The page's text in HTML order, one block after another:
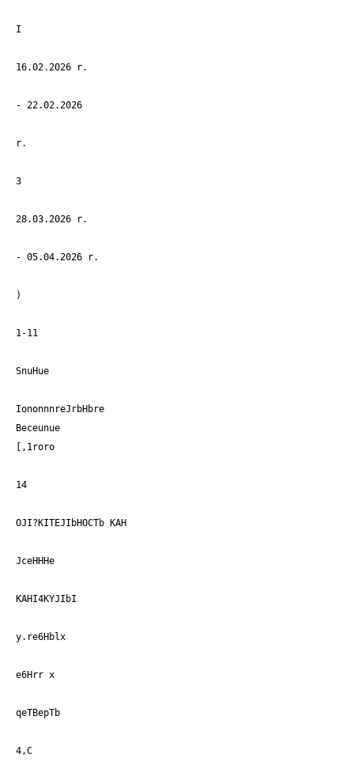
I
16.02.2026 r.
- 22.02.2026
r.
3
28.03.2026 r.
- 05.04.2026 r.
)
1-11
SnuHue
IononnnreJrbHbre
Beceunue
[,1roro
14
OJI?KITEJIbHOCTb KAH
JceHHHe
KAHI4KYJIbI
y.re6Hblx
e6Hrr x
qeTBepTb
4,C